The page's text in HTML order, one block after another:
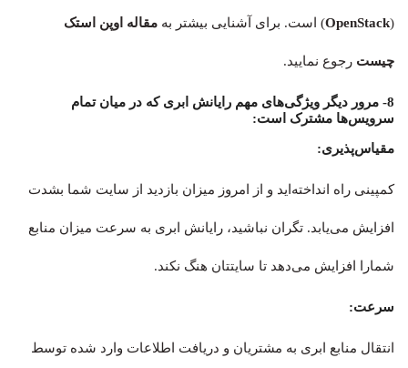
(
OpenStack) است. برای آشنایی بیشتر به مقاله اوپن استک
چیست رجوع نمایید.
8- مرور دیگر ویژگی‌های مهم رایانش ابری که در میان تمام
سرویس‌ها مشترک است:
مقیاس‌پذیری:
کمپینی راه انداخته‌اید و از امروز میزان بازدید از سایت شما بشدت
افزایش می‌یابد. تگران نباشید، رایانش ابری به سرعت میزان منابع
شمارا افزایش می‌دهد تا سایتتان هنگ نکند.
سرعت:
انتقال منابع ابری به مشتریان و دریافت اطلاعات وارد شده توسط